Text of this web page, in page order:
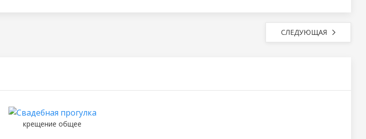
СЛЕДУЮЩАЯ
крещение общее